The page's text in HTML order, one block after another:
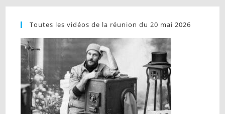
Toutes les vidéos de la réunion du 20 mai 2026